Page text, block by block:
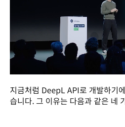
지금처럼 DeepL API로 개발하기
습니다. 그 이유는 다음과 같은 네